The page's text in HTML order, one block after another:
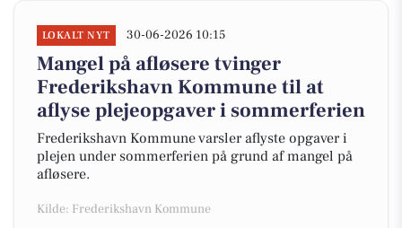
LOKALT NYT 30-06-2026 10:15
Mangel på afløsere tvinger
Frederikshavn Kommune til at
aflyse plejeopgaver i sommerferien
Frederikshavn Kommune varsler aflyste opgaver i
plejen under sommerferien på grund af mangel på
afløsere.
Kilde: Frederikshavn Kommune